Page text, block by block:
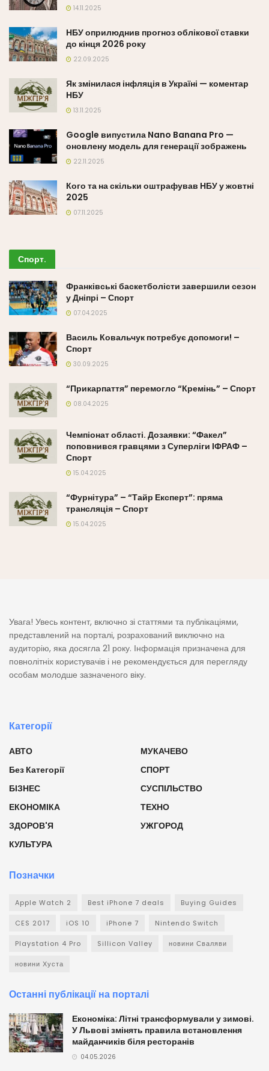
14.11.2025
НБУ оприлюднив прогноз облікової ставки
до кінця 2026 року
22.09.2025
Як змінилася інфляція в Україні — коментар
НБУ
13.11.2025
Google випустила Nano Banana Pro —
оновлену модель для генерації зображень
22.11.2025
Кого та на скільки оштрафував НБУ у жовтні
2025
07.11.2025
Спорт.
Франківські баскетболісти завершили сезон
у Дніпрі – Спорт
07.04.2025
Василь Ковальчук потребує допомоги! –
Спорт
30.09.2025
“Прикарпаття” перемогло “Кремінь” – Спорт
08.04.2025
Чемпіонат області. Дозаявки: “Факел”
поповнився гравцями з Суперліги ІФРАФ –
Спорт
15.04.2025
“Фурнітура” – “Тайр Експерт”: пряма
трансляція – Спорт
15.04.2025
Увага! Увесь контент, включно зі статтями та публікаціями,
представлений на порталі, розрахований виключно на
аудиторію, яка досягла 21 року. Інформація призначена для
повнолітніх користувачів і не рекомендується для перегляду
особам молодше зазначеного віку.
Категорії
АВТО
Без Категорії
БІЗНЕС
ЕКОНОМІКА
ЗДОРОВ'Я
КУЛЬТУРА
МУКАЧЕВО
СПОРТ
СУСПІЛЬСТВО
ТЕХНО
УЖГОРОД
Позначки
Apple Watch 2 Best iPhone 7 deals Buying Guides
CES 2017 iOS 10 iPhone 7 Nintendo Switch
Playstation 4 Pro Sillicon Valley новини Сваляви
новини Хуста
Останні публікації на порталі
Економіка: Літні трансформували у зимові.
У Львові змінять правила встановлення
майданчиків біля ресторанів
04.05.2026